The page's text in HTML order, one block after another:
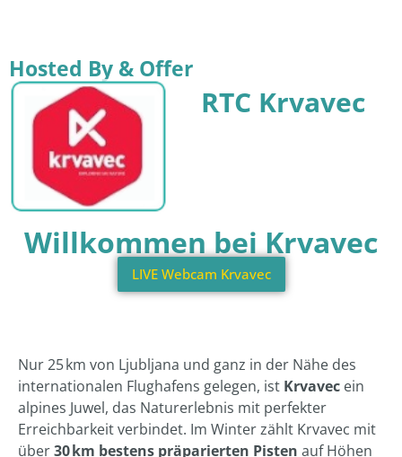
Hosted By & Offer
RTC Krvavec
Willkommen bei Krvavec
LIVE Webcam Krvavec
Nur 25 km von Ljubljana und ganz in der Nähe des
internationalen Flughafens gelegen, ist Krvavec ein
alpines Juwel, das Naturerlebnis mit perfekter
Erreichbarkeit verbindet. Im Winter zählt Krvavec mit
über30 km bestens präparierten Pisten auf Höhen